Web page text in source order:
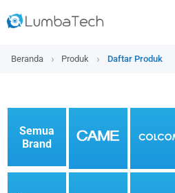
Beranda Produk Daftar Produk
Semua
Brand